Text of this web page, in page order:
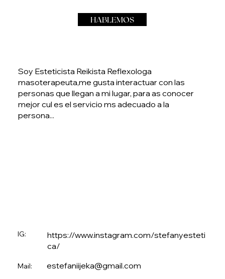
HABLEMOS
Soy Esteticista Reikista Reflexologa
masoterapeuta,me gusta interactuar con las
personas que llegan a mi lugar, para as conocer
mejor cul es el servicio ms adecuado a la
persona...
IG:
https://www.instagram.com/stefanyesteti
ca/
Mail: estefaniijeka@gmail.com